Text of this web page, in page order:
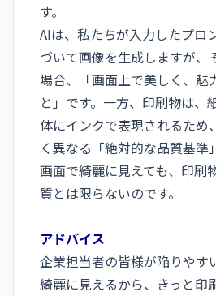
す。
AIは、私たちが入力したプロ
づいて画像を生成しますが、
場合、「画面上で美しく、魅
と」です。一方、印刷物は、
体にインクで表現されるため
く異なる「絶対的な品質基準
画面で綺麗に見えても、印刷
質とは限らないのです。
アドバイス
企業担当者の皆様が陥りやす
綺麗に見えるから、きっと印